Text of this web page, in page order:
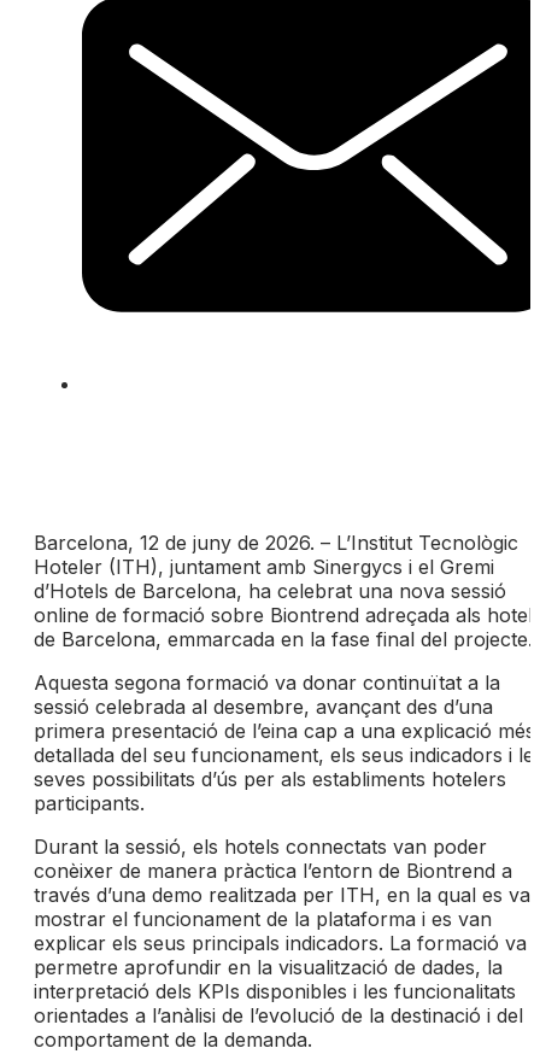
Barcelona, 12 de juny de 2026. – L’Institut Tecnològic
Hoteler (ITH), juntament amb Sinergycs i el Gremi
d’Hotels de Barcelona, ha celebrat una nova sessió
online de formació sobre Biontrend adreçada als
de Barcelona, emmarcada en la fase final del projecte.
Aquesta segona formació va donar continuïtat a la
sessió celebrada al desembre, avançant des d’una
primera presentació de l’eina cap a una explicació més
detallada del seu funcionament, els seus indicadors i
seves possibilitats d’ús per als establiments hotelers
participants.
Durant la sessió, els hotels connectats van poder
conèixer de manera pràctica l’entorn de Biontrend a
través d’una demo realitzada per ITH, en la qual es va
mostrar el funcionament de la plataforma i es van
explicar els seus principals indicadors. La formació va
permetre aprofundir en la visualització de dades, la
interpretació dels KPIs disponibles i les funcionalitats
orientades a l’anàlisi de l’evolució de la destinació i del
comportament de la demanda.